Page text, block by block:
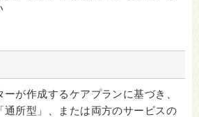
が作成するケアプランに基づき、
通所型」、または両方のサービスの